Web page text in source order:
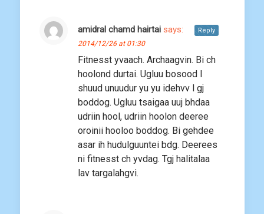
amidral chamd hairtai says:
2014/12/26 at 01:30
Fitnesst yvaach. Archaagvin. Bi ch
hoolond durtai. Ugluu bosood l
shuud unuudur yu yu idehvv l gj
boddog. Ugluu tsaigaa uuj bhdaa
udriin hool, udriin hoolon deeree
oroinii hooloo boddog. Bi gehdee
asar ih hudulguuntei bdg. Deerees
ni fitnesst ch yvdag. Tgj halitalaa
lav targalahgvi.
Reply